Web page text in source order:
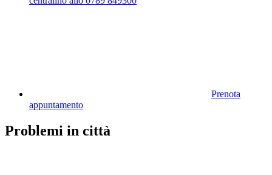
Prenota
appuntamento
Problemi in città